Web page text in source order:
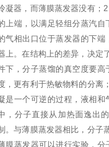
凝器，而薄膜蒸发器没有；
上端，以满足轻组分蒸汽
气相出口位于蒸发器的下
上。在结构上的差异，决定
下，分子蒸馏的真空度要
，更有利于热敏物料的分离；
是一个可逆的过程，液相
，分子直接从加热面逸出
。与薄膜蒸发器相比，分子
膜蒸发器可以进行实验，